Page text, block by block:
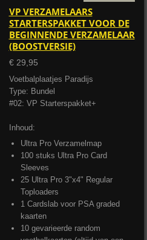
VP VERZAMELAARS
STARTERSPAKKET VOOR DE
BEGINNENDE VERZAMELAAR
(BOOSTVERSIE)
€ 29,95
Voetbalplaatjes Paradijs
Type: Bundel
#02: VP Starterspakket+
Inhoud:
Ultra Pro Verzamelmap
100 stuks Ultra Pro Card
Sleeves
25 Ultra Pro 3"x4" Regular
Toploaders
1 Cardslab voor PSA graded
kaarten
10 gevarieerde random